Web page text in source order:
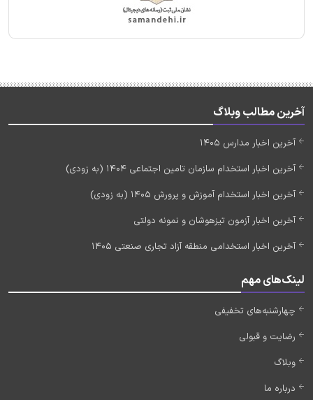
آخرین مطالب وبلاگ
آخرین اخبار مدارس 1405
آخرین اخبار استخدام سازمان تامین اجتماعی 1404 (به زودی)
آخرین اخبار استخدام آموزش و پرورش 1405 (به زودی)
آخرین اخبار آزمون تیزهوشان و نمونه دولتی
آخرین اخبار استخدامی منطقه آزاد تجاری صنعتی 1405
لینک‌های مهم
چهارشنبه‌های تخفیفی
رضایت و قبولی
وبلاگ
درباره ما